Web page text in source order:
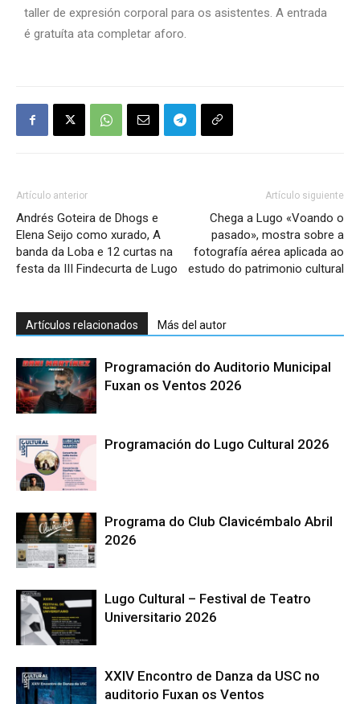
taller de expresión corporal para os asistentes. A entrada
é gratuíta ata completar aforo.
Artículo anterior
Andrés Goteira de Dhogs e
Elena Seijo como xurado, A
banda da Loba e 12 curtas na
festa da III Findecurta de Lugo
Artículo siguiente
Chega a Lugo «Voando o
pasado», mostra sobre a
fotografía aérea aplicada ao
estudo do patrimonio cultural
Artículos relacionados Más del autor
Programación do Auditorio Municipal
Fuxan os Ventos 2026
Programación do Lugo Cultural 2026
Programa do Club Clavicémbalo Abril
2026
Lugo Cultural – Festival de Teatro
Universitario 2026
XXIV Encontro de Danza da USC no
auditorio Fuxan os Ventos